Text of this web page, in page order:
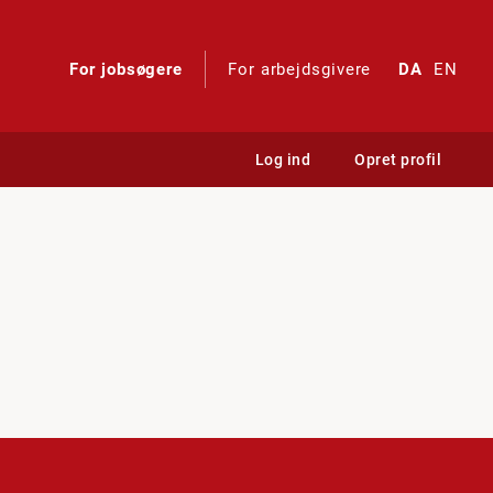
For jobsøgere For arbejdsgivere DA EN
Log ind Opret profil